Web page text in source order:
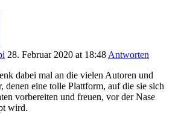
28. Februar 2020 at 18:48Antworten
dabei mal an die vielen Autoren und
denen eine tolle Plattform, auf die sie sich
vorbereiten und freuen, vor der Nase
wird.